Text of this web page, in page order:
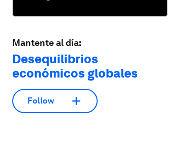
Mantente al día:
Desequilibrios
económicos globales
Follow